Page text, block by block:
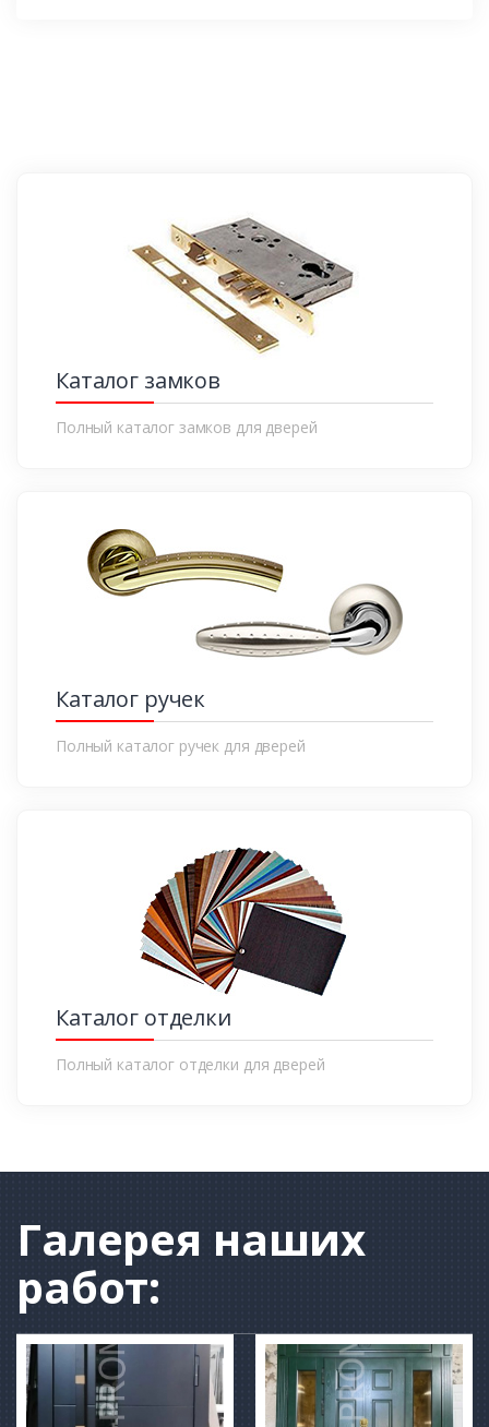
Каталог замков
Полный каталог замков для дверей
Каталог ручек
Полный каталог ручек для дверей
Каталог отделки
Полный каталог отделки для дверей
Галерея наших
работ: